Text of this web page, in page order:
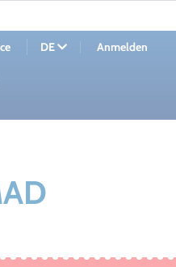
DE Anmelden